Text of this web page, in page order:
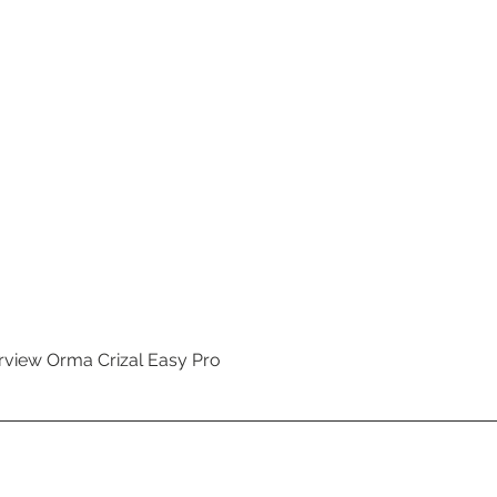
Orma Crizal Easy Pro